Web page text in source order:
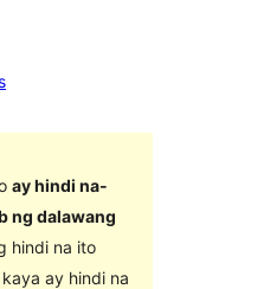
ay hindi na-
ng dalawang
hindi na ito
ay hindi na